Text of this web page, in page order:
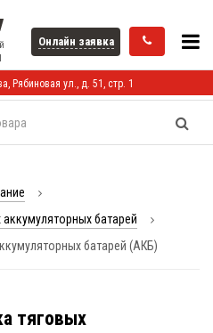
Онлайн заявка
Рябиновая ул., д. 51, стр. 1
батарей
батарей (АКБ)
тяговых